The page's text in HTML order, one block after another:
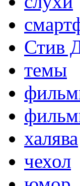
Стив
темы
халява
чехол